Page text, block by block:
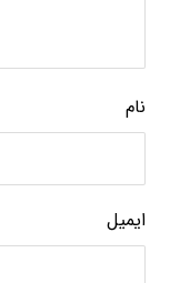
نام
ایمیل